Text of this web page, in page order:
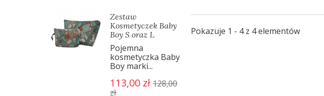
Zestaw
Kosmetyczek Baby
Boy S oraz L
Pojemna
kosmetyczka Baby
Boy marki...
113,00 zł 128,00
zł
Pokazuje 1 - 4 z 4 elementów